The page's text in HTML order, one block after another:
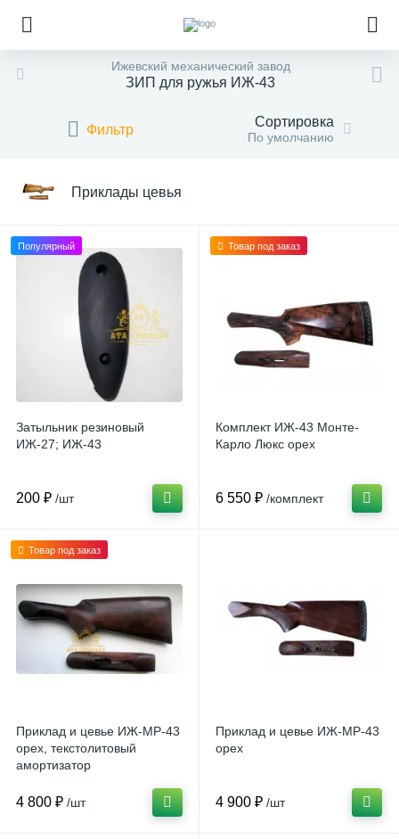
Ижевский механический завод
ЗИП для ружья ИЖ-43
Фильтр Сортировка
По умолчанию
Приклады цевья
Популярный
Затыльник резиновый
ИЖ-27; ИЖ-43
200 ₽ /шт
Товар под заказ
Комплект ИЖ-43 Монте-
Карло Люкс орех
6 550 ₽ /комплект
Товар под заказ
Приклад и цевье ИЖ-МР-43
орех, текстолитовый
амортизатор
4 800 ₽ /шт
Приклад и цевье ИЖ-МР-43
орех
4 900 ₽ /шт